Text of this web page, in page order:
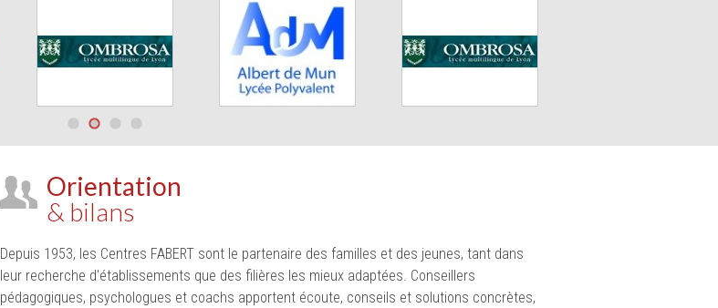
Orientation
& bilans
Depuis 1953, les Centres FABERT sont le partenaire des familles et des jeunes, tant dans
leur recherche d'établissements que des filières les mieux adaptées. Conseillers
pédagogiques, psychologues et coachs apportent écoute, conseils et solutions concrètes,